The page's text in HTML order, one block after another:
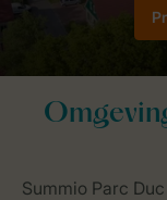
Summio Parc